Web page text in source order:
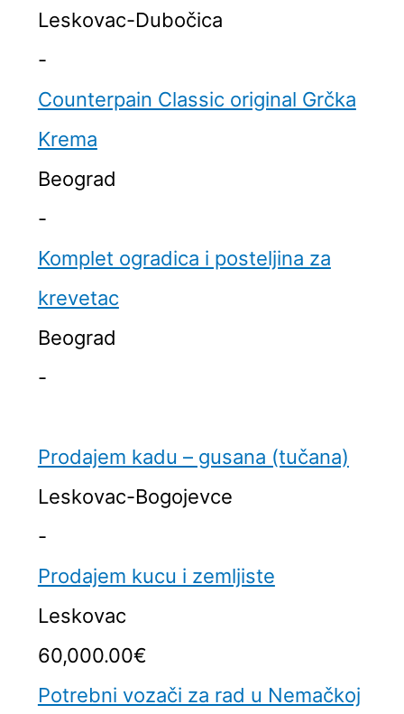
Leskovac-Dubočica
-
Counterpain Classic original Grčka
Krema
Beograd
-
Komplet ogradica i posteljina za
krevetac
Beograd
-
Prodajem kadu – gusana (tučana)
Leskovac-Bogojevce
-
Prodajem kucu i zemljiste
Leskovac
60,000.00€
Potrebni vozači za rad u Nemačkoj